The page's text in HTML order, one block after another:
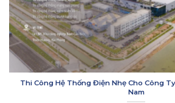
Thi Công Hệ Thống Điện Nhẹ Cho Công
Nam